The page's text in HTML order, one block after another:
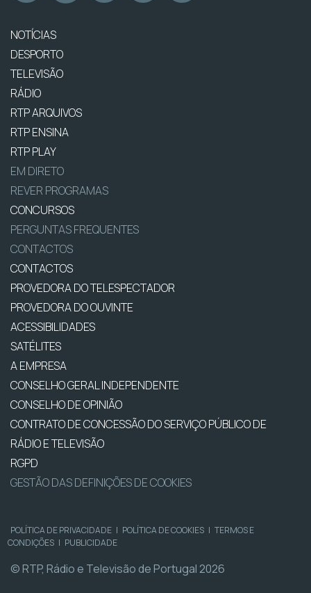
NOTÍCIAS
DESPORTO
TELEVISÃO
RÁDIO
RTP ARQUIVOS
RTP ENSINA
RTP PLAY
EM DIRETO
REVER PROGRAMAS
CONCURSOS
PERGUNTAS FREQUENTES
CONTACTOS
CONTACTOS
PROVEDORA DO TELESPECTADOR
PROVEDORA DO OUVINTE
ACESSIBILIDADES
SATÉLITES
A EMPRESA
CONSELHO GERAL INDEPENDENTE
CONSELHO DE OPINIÃO
CONTRATO DE CONCESSÃO DO SERVIÇO PÚBLICO DE
RÁDIO E TELEVISÃO
RGPD
GESTÃO DAS DEFINIÇÕES DE COOKIES
POLÍTICA DE PRIVACIDADE | POLÍTICA DE COOKIES | TERMOS E
CONDIÇÕES | PUBLICIDADE
© RTP, Rádio e Televisão de Portugal 2026